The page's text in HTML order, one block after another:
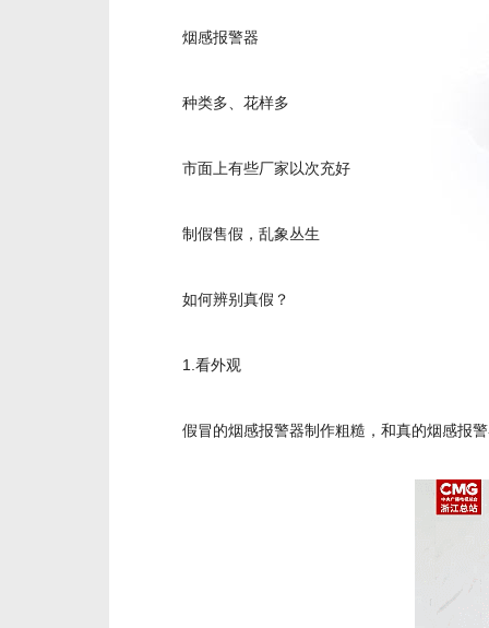
烟感报警器
种类多、花样多
市面上有些厂家以次充好
制假售假，乱象丛生
如何辨别真假？
1.看外观
假冒的烟感报警器制作粗糙，和真的烟感报